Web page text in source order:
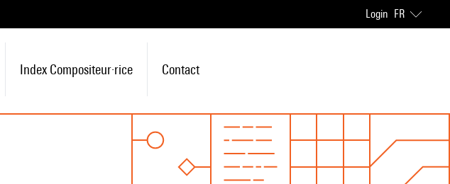
Login FR
Index Compositeur·rice Contact